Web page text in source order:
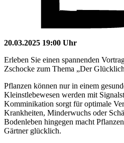
20.03.2025 19:00 Uhr
Erleben Sie einen spannenden
Zschocke zum Thema „Der
Pflanzen können nur in einem
Kleinstlebewesen werden mit
Komminikation sorgt für optimale
Krankheiten, Minderwuchs oder
Bodenleben hingegen macht
Gärtner glücklich.